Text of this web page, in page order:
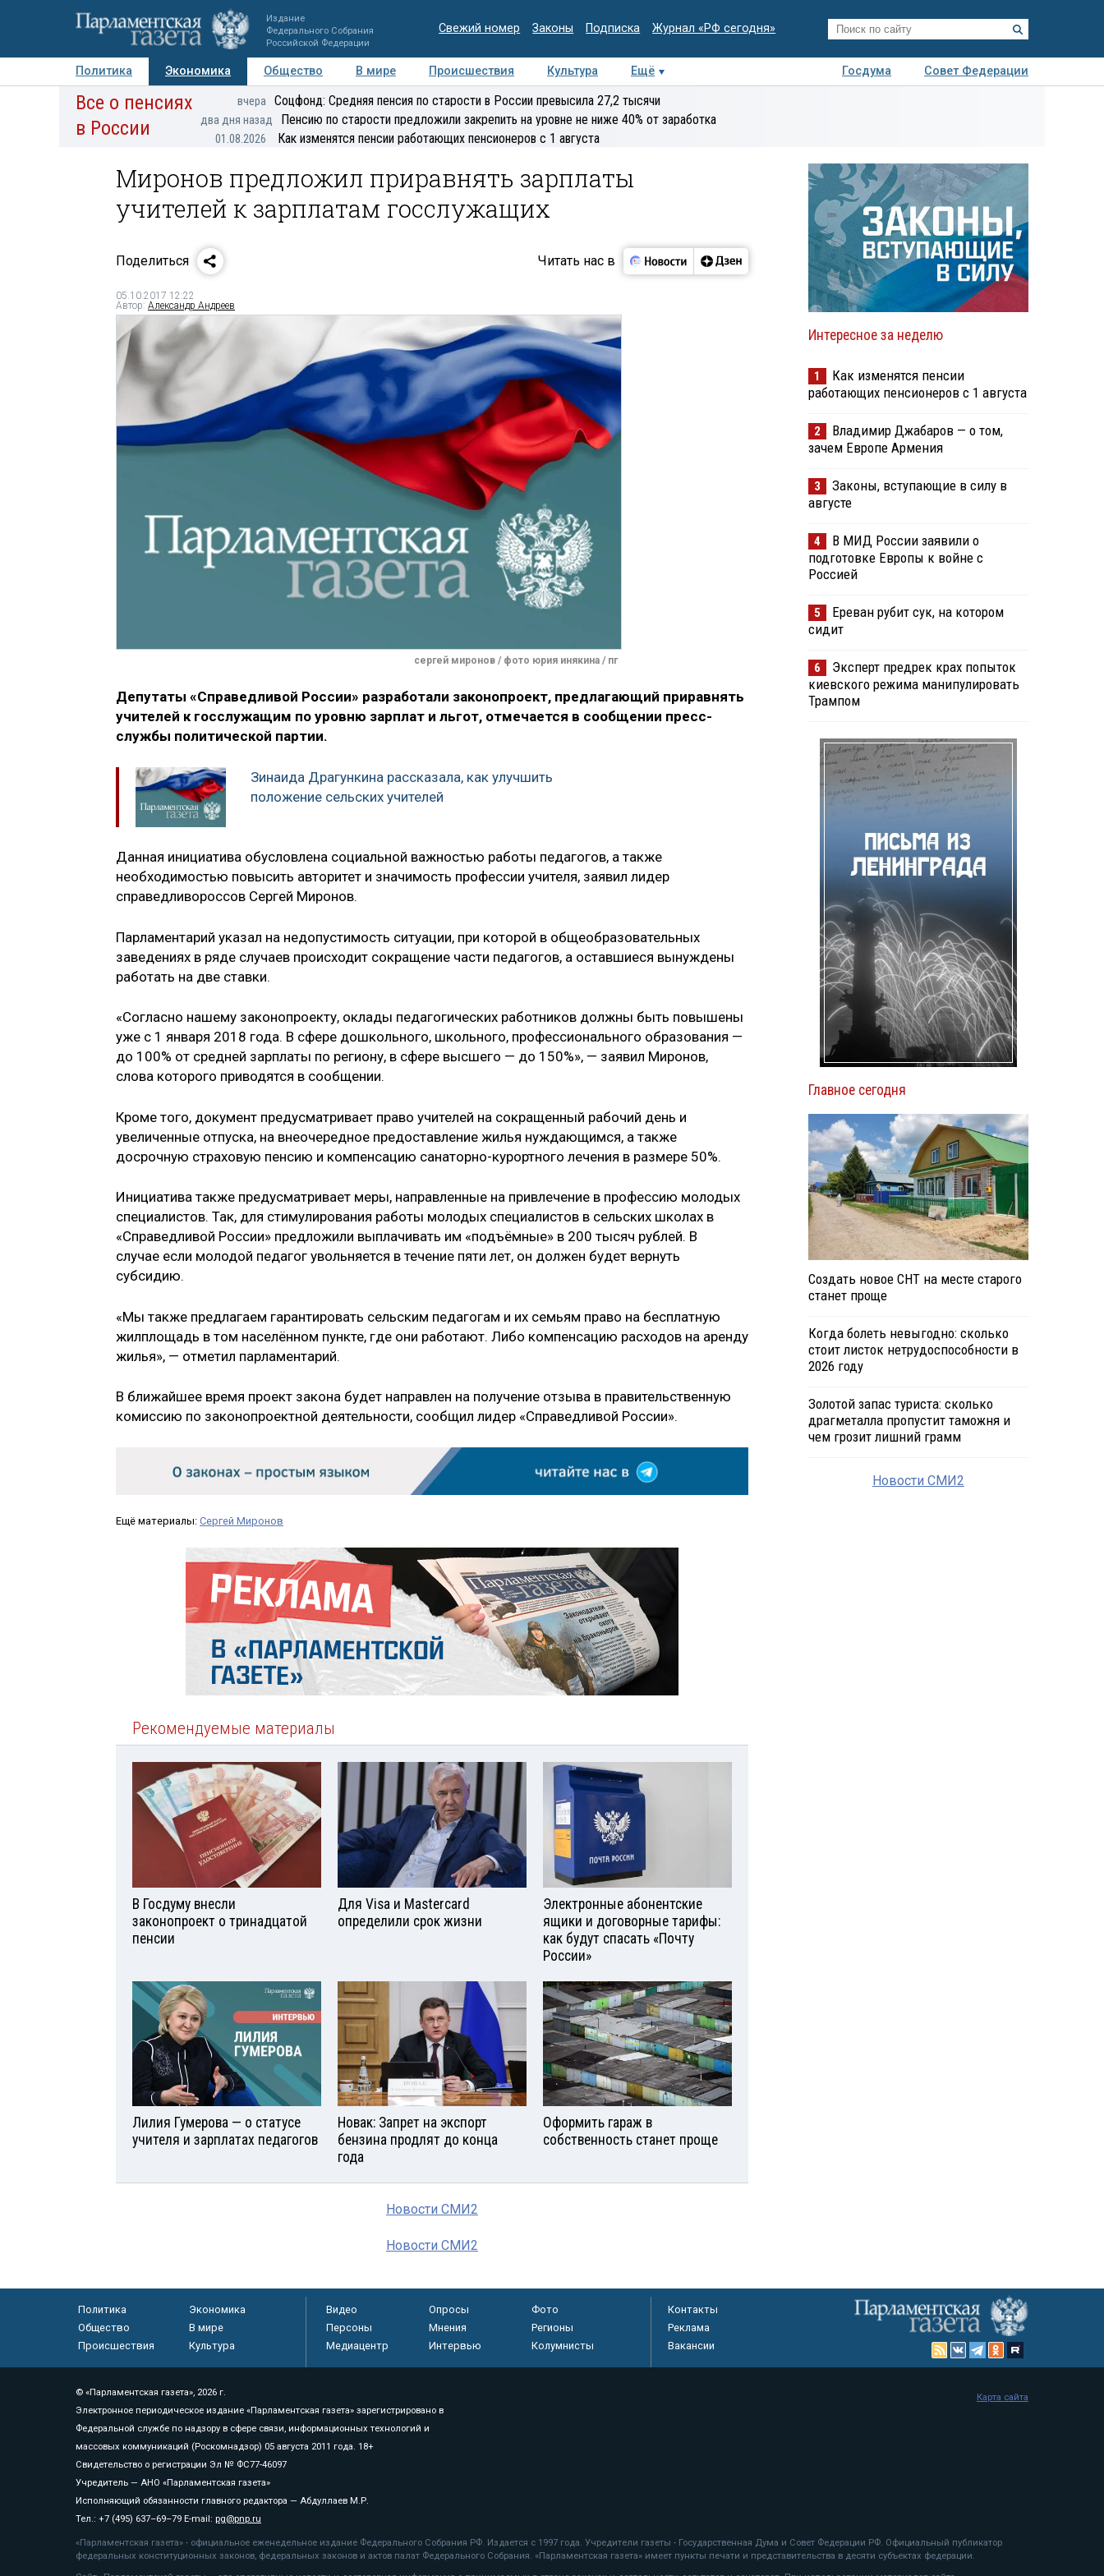
Издание
Федерального Собрания
Российской Федерации
Свежий номер Законы Подписка Журнал «РФ сегодня»
Политика Экономика Общество В мире Происшествия Культура Ещё Госдума
Совет Федерации
Авторы Персоны Мнения Регионы Медиацентр Интервью Колумнисты
экспертиза
Все о пенсиях
в России
вчера Соцфонд: Средняя пенсия по старости в России превысила 27,2 тысячи
два дня назад Пенсию по старости предложили закрепить на уровне не ниже 40% от заработка
01.08.2026 Как изменятся пенсии работающих пенсионеров с 1 августа
Миронов предложил приравнять зарплаты
учителей к зарплатам госслужащих
Поделиться Читать нас в
05.10.2017 12:22
Автор: Александр Андреев
сергей миронов / фото юрия инякина / пг
Депутаты «Справедливой России» разработали законопроект, предлагающий приравнять
учителей к госслужащим по уровню зарплат и льгот, отмечается в сообщении пресс-
службы политической партии.
Зинаида Драгункина рассказала, как улучшить
положение сельских учителей
Данная инициатива обусловлена социальной важностью работы педагогов, а также
необходимостью повысить авторитет и значимость профессии учителя, заявил лидер
справедливороссов Сергей Миронов.
Парламентарий указал на недопустимость ситуации, при которой в общеобразовательных
заведениях в ряде случаев происходит сокращение части педагогов, а оставшиеся вынуждены
работать на две ставки.
«Согласно нашему законопроекту, оклады педагогических работников должны быть повышены
уже с 1 января 2018 года. В сфере дошкольного, школьного, профессионального образования —
до 100% от средней зарплаты по региону, в сфере высшего — до 150%», — заявил Миронов,
слова которого приводятся в сообщении.
Кроме того, документ предусматривает право учителей на сокращенный рабочий день и
увеличенные отпуска, на внеочередное предоставление жилья нуждающимся, а также
досрочную страховую пенсию и компенсацию санаторно-курортного лечения в размере 50%.
Инициатива также предусматривает меры, направленные на привлечение в профессию молодых
специалистов. Так, для стимулирования работы молодых специалистов в сельских школах в
«Справедливой России» предложили выплачивать им «подъёмные» в 200 тысяч рублей. В
случае если молодой педагог увольняется в течение пяти лет, он должен будет вернуть
субсидию.
«Мы также предлагаем гарантировать сельским педагогам и их семьям право на бесплатную
жилплощадь в том населённом пункте, где они работают. Либо компенсацию расходов на аренду
жилья», — отметил парламентарий.
В ближайшее время проект закона будет направлен на получение отзыва в правительственную
комиссию по законопроектной деятельности, сообщил лидер «Справедливой России».
Ещё материалы: Сергей Миронов
Рекомендуемые материалы
В Госдуму внесли
законопроект о тринадцатой
пенсии
Для Visа и Mastercard
определили срок жизни
Электронные абонентские
ящики и договорные тарифы:
как будут спасать «Почту
России»
Лилия Гумерова — о статусе
учителя и зарплатах педагогов
Новак: Запрет на экспорт
бензина продлят до конца
года
Оформить гараж в
собственность станет проще
Новости СМИ2
Новости СМИ2
Интересное за неделю
1
Как изменятся пенсии
работающих пенсионеров с 1 августа
2
Владимир Джабаров — о том,
зачем Европе Армения
3
Законы, вступающие в силу в
августе
4
В МИД России заявили о
подготовке Европы к войне с
Россией
5
Ереван рубит сук, на котором
сидит
6
Эксперт предрек крах попыток
киевского режима манипулировать
Трампом
Главное сегодня
Создать новое СНТ на месте старого
станет проще
Когда болеть невыгодно: сколько
стоит листок нетрудоспособности в
2026 году
Золотой запас туриста: сколько
драгметалла пропустит таможня и
чем грозит лишний грамм
Новости СМИ2
Политика
Экономика
Общество
В мире
Происшествия
Культура
Видео Опросы
Фото
Персоны
Мнения
Регионы
Медиацентр
Интервью Колумнисты
Контакты
Реклама
Вакансии
© «Парламентская газета», 2026 г.
Электронное периодическое издание «Парламентская газета» зарегистрировано в
Федеральной службе по надзору в сфере связи, информационных технологий и
массовых коммуникаций (Роскомнадзор) 05 августа 2011 года. 18+
Свидетельство о регистрации Эл № ФС77-46097
Учредитель — АНО «Парламентская газета»
Исполняющий обязанности главного редактора — Абдуллаев М.Р.
Тел.: +7 (495) 637–69–79 E-mail: pg@pnp.ru
«Парламентская газета» - официальное еженедельное издание Федерального Собрания РФ. Издается с 1997 года. Учредители газеты - Государственная Дума и Совет Федерации РФ. Официальный публикатор
федеральных конституционных законов, федеральных законов и актов палат Федерального Собрания. «Парламентская газета» имеет пункты печати и представительства в десяти субъектах федерации.
Карта сайта